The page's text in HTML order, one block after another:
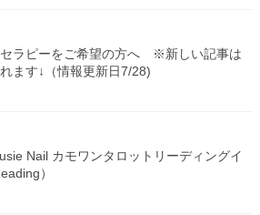
セラピーをご希望の方へ ※新しい記事は
ます↓（情報更新日7/28)
Nail カモワンタロットリーディングイ
）